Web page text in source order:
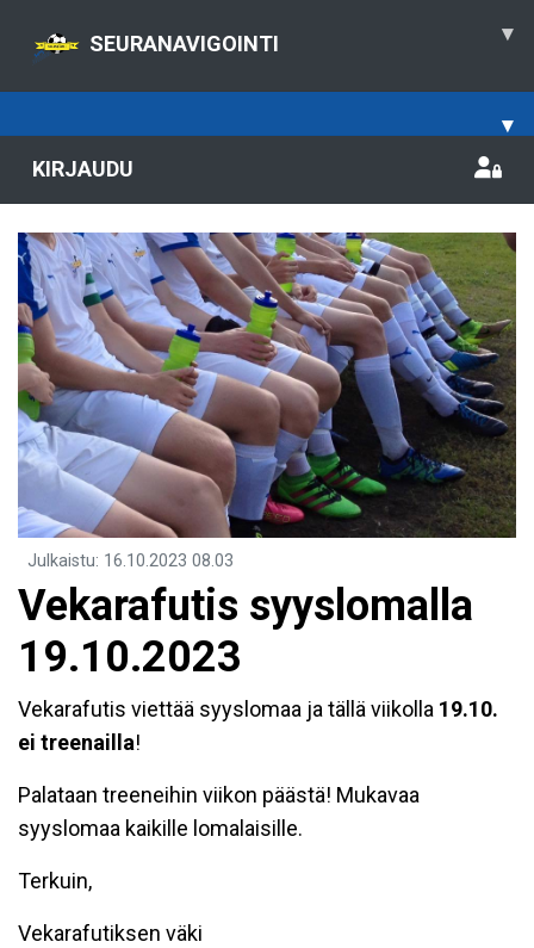
SEURANAVIGOINTI ▾
▾
KIRJAUDU
Julkaistu: 16.10.2023 08.03
Vekarafutis syyslomalla
19.10.2023
Vekarafutis viettää syyslomaa ja tällä viikolla 19.10.
ei treenailla!
Palataan treeneihin viikon päästä! Mukavaa
syyslomaa kaikille lomalaisille.
Terkuin,
Vekarafutiksen väki